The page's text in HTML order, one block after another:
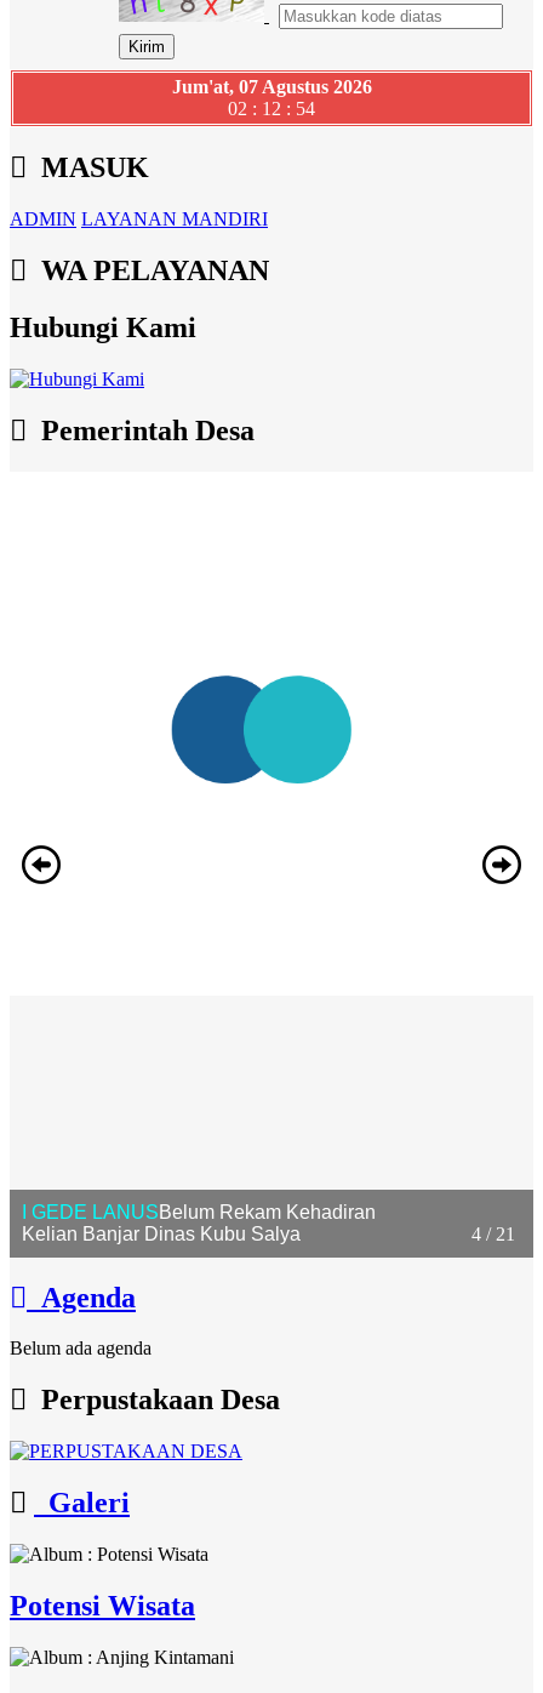
Jum'at, 07 Agustus 2026
02 : 12 : 55
MASUK
ADMIN LAYANAN MANDIRI
WA PELAYANAN
Hubungi Kami
Pemerintah Desa
4 / 21
I GEDE LANUSBelum Rekam Kehadiran
Kelian Banjar Dinas Kubu Salya
Agenda
Belum ada agenda
Perpustakaan Desa
Galeri
Potensi Wisata